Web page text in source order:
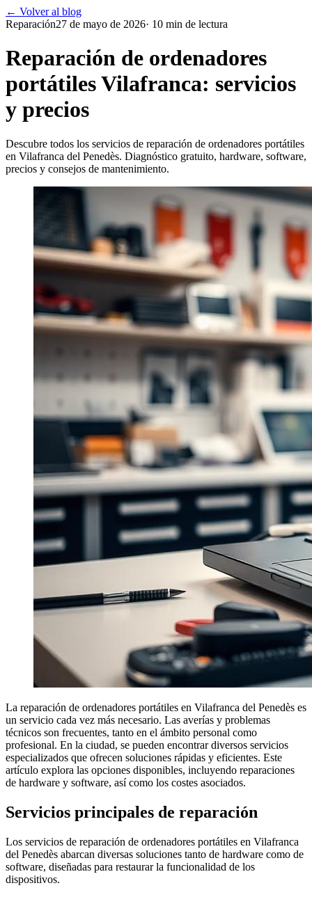
← Volver al blog
Reparación27 de mayo de 2026· 10 min de lectura
Reparación de ordenadores
portátiles Vilafranca: servicios
y precios
Descubre todos los servicios de reparación de ordenadores portátiles
en Vilafranca del Penedès. Diagnóstico gratuito, hardware, software,
precios y consejos de mantenimiento.
La reparación de ordenadores portátiles en Vilafranca del Penedès es
un servicio cada vez más necesario. Las averías y problemas
técnicos son frecuentes, tanto en el ámbito personal como
profesional. En la ciudad, se pueden encontrar diversos servicios
especializados que ofrecen soluciones rápidas y eficientes. Este
artículo explora las opciones disponibles, incluyendo reparaciones
de hardware y software, así como los costes asociados.
Servicios principales de reparación
Los servicios de reparación de ordenadores portátiles en Vilafranca
del Penedès abarcan diversas soluciones tanto de hardware como de
software, diseñadas para restaurar la funcionalidad de los
dispositivos.